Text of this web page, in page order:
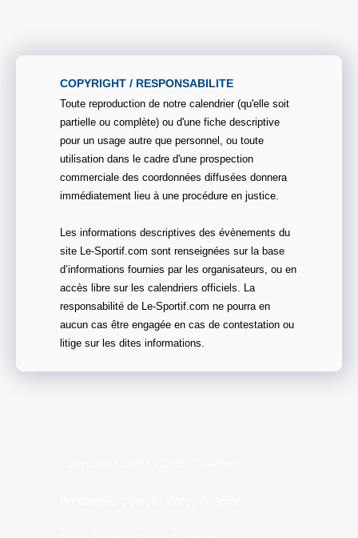
COPYRIGHT / RESPONSABILITE
Toute reproduction de notre calendrier (qu'elle soit
partielle ou complète) ou d'une fiche descriptive
pour un usage autre que personnel, ou toute
utilisation dans le cadre d'une prospection
commerciale des coordonnées diffusées donnera
immédiatement lieu à une procédure en justice.
Les informations descriptives des évènements du
site Le-Sportif.com sont renseignées sur la base
d’informations fournies par les organisateurs, ou en
accès libre sur les calendriers officiels. La
responsabilité de Le-Sportif.com ne pourra en
aucun cas être engagée en cas de contestation ou
litige sur les dites informations.